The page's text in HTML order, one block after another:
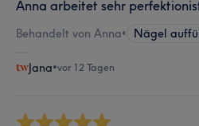
Anna arbeitet sehr
Behandelt von Anna• Nägel
Jana•vor 12 Tagen